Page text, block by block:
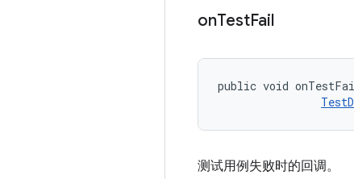
onTestFail
public void
测试用例失败时的回调。